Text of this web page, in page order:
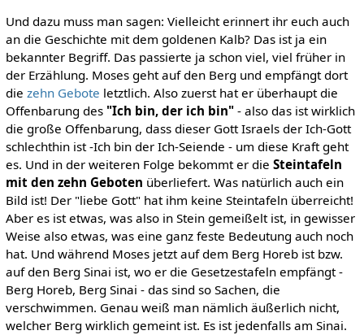
Und dazu muss man sagen: Vielleicht erinnert ihr euch auch
an die Geschichte mit dem goldenen Kalb? Das ist ja ein
bekannter Begriff. Das passierte ja schon viel, viel früher in
der Erzählung. Moses geht auf den Berg und empfängt dort
die zehn Gebote letztlich. Also zuerst hat er überhaupt die
Offenbarung des "Ich bin, der ich bin"- also das ist wirklich
die große Offenbarung, dass dieser Gott Israels der Ich-Gott
schlechthin ist -Ich bin der Ich-Seiende - um diese Kraft geht
es. Und in der weiteren Folge bekommt er die Steintafeln
mit den zehn Geboten überliefert. Was natürlich auch ein
Bild ist! Der "liebe Gott" hat ihm keine Steintafeln überreicht!
Aber es ist etwas, was also in Stein gemeißelt ist, in gewisser
Weise also etwas, was eine ganz feste Bedeutung auch noch
hat. Und während Moses jetzt auf dem Berg Horeb ist bzw.
auf den Berg Sinai ist, wo er die Gesetzestafeln empfängt -
Berg Horeb, Berg Sinai - das sind so Sachen, die
verschwimmen. Genau weiß man nämlich äußerlich nicht,
welcher Berg wirklich gemeint ist. Es ist jedenfalls am Sinai.